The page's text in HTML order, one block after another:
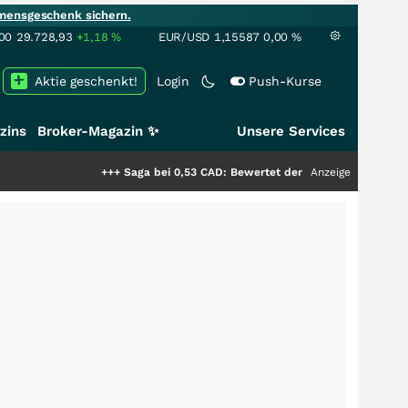
sichern.
29.728,93 +1,18% EUR/USD 1,15587 0,00 %
Login Push-Kurse
Aktie geschenkt!
Broker-Magazin ✨ Unsere Services
Saga bei 0,53 CAD: Bewertet der Markt noch immer nur
Anzeige